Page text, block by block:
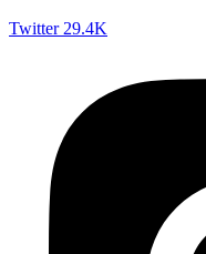
Twitter 29.4K